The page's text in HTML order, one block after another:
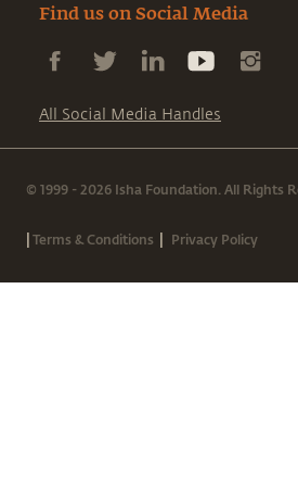
Find us on Social Media
All Social Media Handles
© 1999 - 2026 Isha Foundation. All Rights
|Terms & Conditions | Privacy Policy